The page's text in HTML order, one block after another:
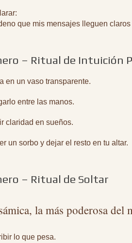
que mis mensajes lleguen
– Ritual de Intuición
en un vaso transparente.
entre las manos.
claridad en sueños.
un sorbo y dejar el resto en tu altar.
– Ritual de Soltar
la más poderosa del
lo que pesa.